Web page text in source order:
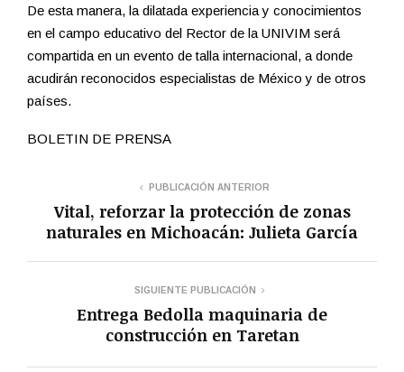
De esta manera, la dilatada experiencia y conocimientos
en el campo educativo del Rector de la UNIVIM será
compartida en un evento de talla internacional, a donde
acudirán reconocidos especialistas de México y de otros
países.
BOLETIN DE PRENSA
PUBLICACIÓN ANTERIOR
Vital, reforzar la protección de zonas
naturales en Michoacán: Julieta García
SIGUIENTE PUBLICACIÓN
Entrega Bedolla maquinaria de
construcción en Taretan